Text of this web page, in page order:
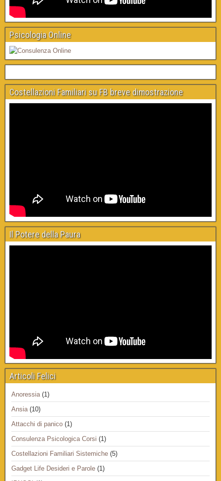
Psicologia Online
Costellazioni Familiari su FB breve dimostrazione
Il Potere della Paura
Articoli Felici
Anoressia(1)
Ansia(10)
Attacchi di panico (1)
Consulenza Psicologica Corsi (1)
Costellazioni Familiari Sistemiche (5)
Gadget Life Desideri e Parole (1)